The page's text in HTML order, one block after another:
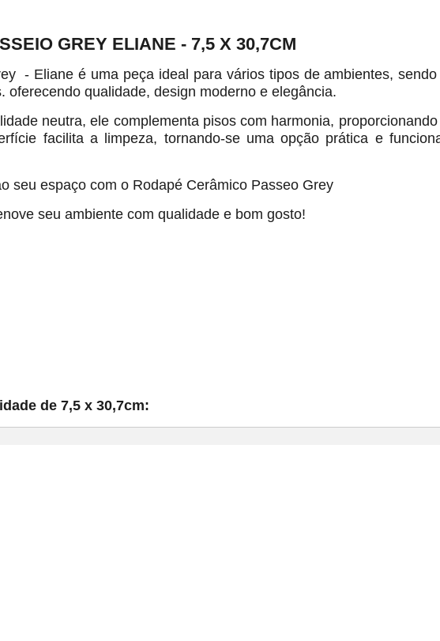
GREY ELIANE - 7,5 X 30,7CM
- Eliane é uma peça ideal para vários tipos de ambientes,
oferecendo qualidade, design moderno e elegância.
neutra, ele complementa pisos com harmonia,
facilita a limpeza, tornando-se uma opção prática e
seu espaço com o Rodapé Cerâmico Passeo Grey
seu ambiente com qualidade e bom gosto!
de 7,5 x 30,7cm: